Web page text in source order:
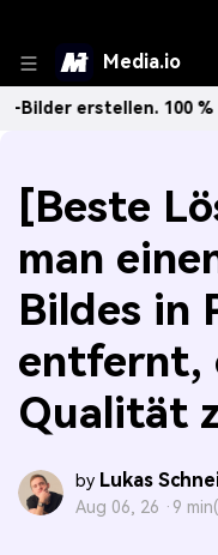
Media.io
100 % kostenlos!
[Beste
man
Bildes in
entfernt,
Qualität
by Lukas
Aug 06, 26 · 9